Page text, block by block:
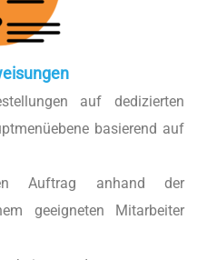
auf dedizierten
basierend auf
Auftrag anhand der
geeigneten Mitarbeiter